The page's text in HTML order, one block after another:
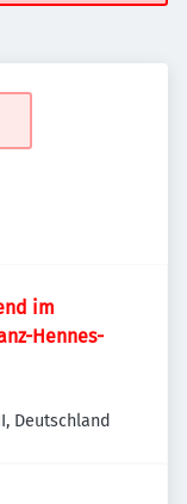
im
Hennes-
Deutschland